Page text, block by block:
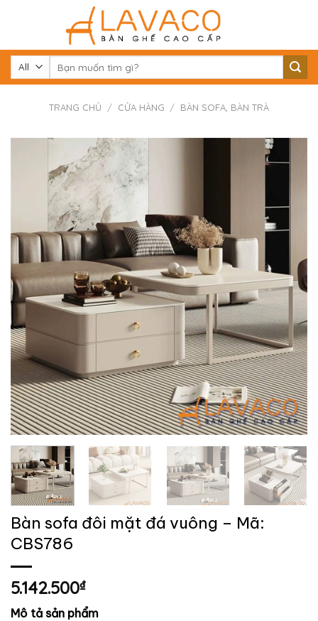
kiếm:
TRANG CHỦ / CỬA HÀNG / BÀN SOFA, BÀN TRÀ
Bàn sofa đôi mặt đá vuông – Mã:
CBS786
5.142.500₫
Mô tả sản phẩm